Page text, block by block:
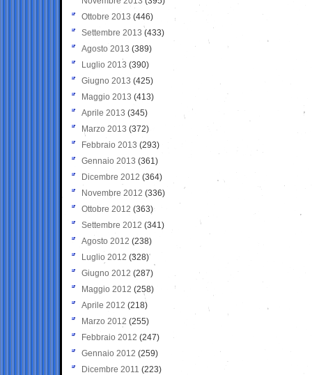
Ottobre 2013 (446)
Settembre 2013 (433)
Agosto 2013 (389)
Luglio 2013 (390)
Giugno 2013 (425)
Maggio 2013 (413)
Aprile 2013 (345)
Marzo 2013 (372)
Febbraio 2013 (293)
Gennaio 2013 (361)
Dicembre 2012 (364)
Novembre 2012 (336)
Ottobre 2012 (363)
Settembre 2012 (341)
Agosto 2012 (238)
Luglio 2012 (328)
Giugno 2012 (287)
Maggio 2012 (258)
Aprile 2012 (218)
Marzo 2012 (255)
Febbraio 2012 (247)
Gennaio 2012 (259)
Dicembre 2011 (223)